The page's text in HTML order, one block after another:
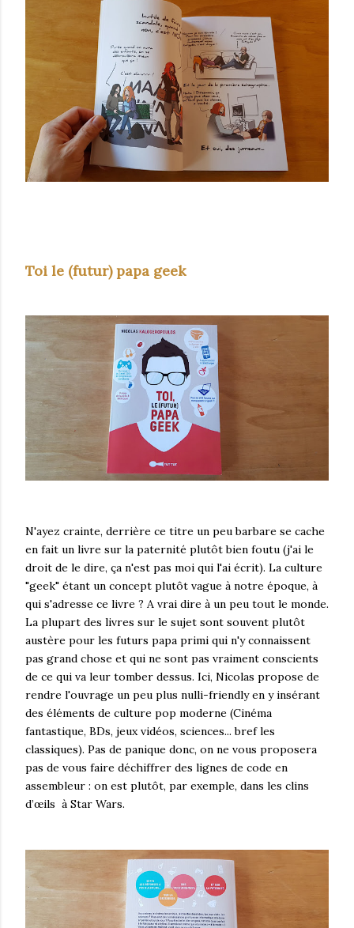
Toi le (futur) papa geek
N'ayez crainte, derrière ce titre un peu barbare se cache
en fait un livre sur la paternité plutôt bien foutu (j'ai le
droit de le dire, ça n'est pas moi qui l'ai écrit). La culture
"geek" étant un concept plutôt vague à notre époque, à
qui s'adresse ce livre ? A vrai dire à un peu tout le monde.
La plupart des livres sur le sujet sont souvent plutôt
austère pour les futurs papa primi qui n'y connaissent
pas grand chose et qui ne sont pas vraiment conscients
de ce qui va leur tomber dessus. Ici, Nicolas propose de
rendre l'ouvrage un peu plus nulli-friendly en y insérant
des éléments de culture pop moderne (Cinéma
fantastique, BDs, jeux vidéos, sciences... bref les
classiques). Pas de panique donc, on ne vous proposera
pas de vous faire déchiffrer des lignes de code en
assembleur : on est plutôt, par exemple, dans les clins
d’œils à Star Wars.